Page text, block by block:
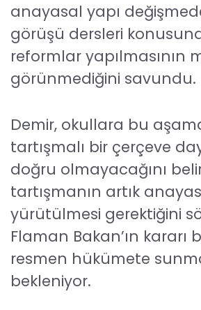
anayasal yapı
görüşü dersleri
reformlar yapılmasının
görünmediğini savundu.
Demir, okullara bu
tartışmalı bir çerçeve
doğru olmayacağını
tartışmanın artık
yürütülmesi gerektiğini
Flaman Bakan’ın kararı
resmen hükümete
bekleniyor.